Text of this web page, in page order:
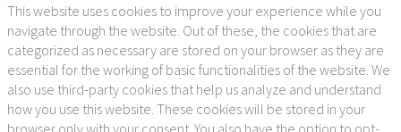
This website uses cookies to improve your experience while you
navigate through the website. Out of these, the cookies that are
categorized as necessary are stored on your browser as they are
essential for the working of basic functionalities of the website. We
also use third-party cookies that help us analyze and understand
how you use this website. These cookies will be stored in your
browser only with your consent. You also have the option to opt-